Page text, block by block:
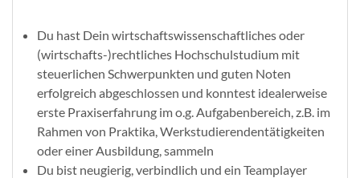
Du hast Dein wirtschaftswissenschaftliches oder
(wirtschafts-)rechtliches Hochschulstudium mit
steuerlichen Schwerpunkten und guten Noten
erfolgreich abgeschlossen und konntest idealerweise
erste Praxiserfahrung im o.g. Aufgabenbereich, z.B. im
Rahmen von Praktika, Werkstudierendentätigkeiten
oder einer Ausbildung, sammeln
Du bist neugierig, verbindlich und ein Teamplayer